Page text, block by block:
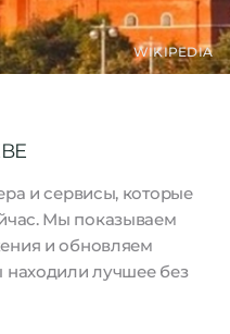
WIKIPEDIA
и сервисы, которые
Мы показываем
и обновляем
находили лучшее без